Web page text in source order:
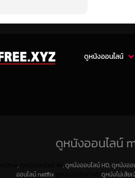
ดูหนังออนไลน์
ดูหนังออนไลน์
,
, ดูหนังออนไลน์ HD, ดูหนังอ
ออนไลน์ netflix
ดูหนังไม่เสีย